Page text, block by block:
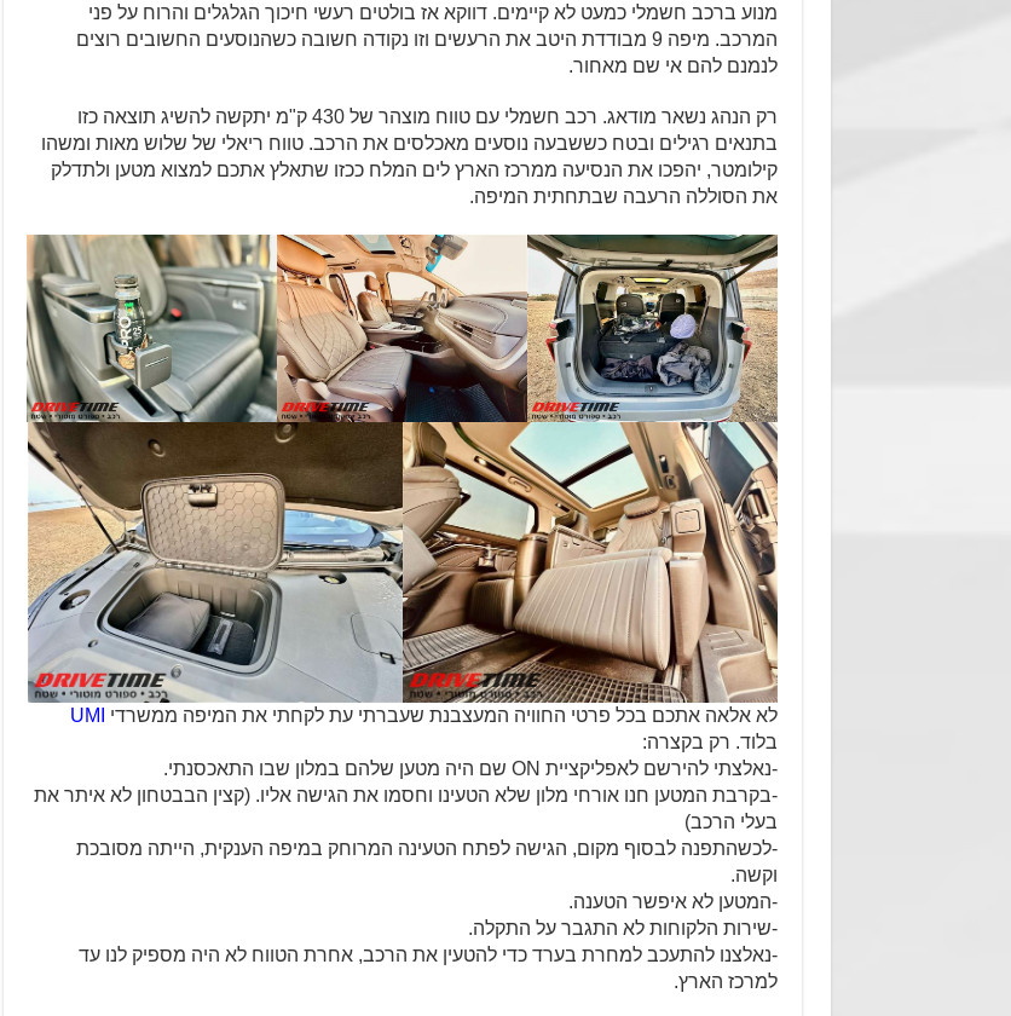
מנוע ברכב חשמלי כמעט לא קיימים. דווקא אז בולטים רעשי חיכוך הגלגלים והרוח על פני
המרכב. מיפה 9 מבודדת היטב את הרעשים וזו נקודה חשובה כשהנוסעים החשובים רוצים
לנמנם להם אי שם מאחור.
רק הנהג נשאר מודאג. רכב חשמלי עם טווח מוצהר של 430 ק"מ יתקשה להשיג תוצאה כזו
בתנאים רגילים ובטח כששבעה נוסעים מאכלסים את הרכב. טווח ריאלי של שלוש מאות ומשהו
קילומטר, יהפכו את הנסיעה ממרכז הארץ לים המלח ככזו שתאלץ אתכם למצוא מטען ולתדלק
את הסוללה הרעבה שבתחתית המיפה.
לא אלאה אתכם בכל פרטי החוויה המעצבנת שעברתי עת לקחתי את המיפה ממשרדי
UMI
בלוד. רק בקצרה:
-נאלצתי להירשם לאפליקציית ON שם היה מטען שלהם במלון שבו התאכסנתי.
-בקרבת המטען חנו אורחי מלון שלא הטעינו וחסמו את הגישה אליו. (קצין הבבטחון לא איתר את
בעלי הרכב)
-לכשהתפנה לבסוף מקום, הגישה לפתח הטעינה המרוחק במיפה הענקית, הייתה מסובכת
וקשה.
-המטען לא איפשר הטענה.
-שירות הלקוחות לא התגבר על התקלה.
-נאלצנו להתעכב למחרת בערד כדי להטעין את הרכב, אחרת הטווח לא היה מספיק לנו עד
למרכז הארץ.